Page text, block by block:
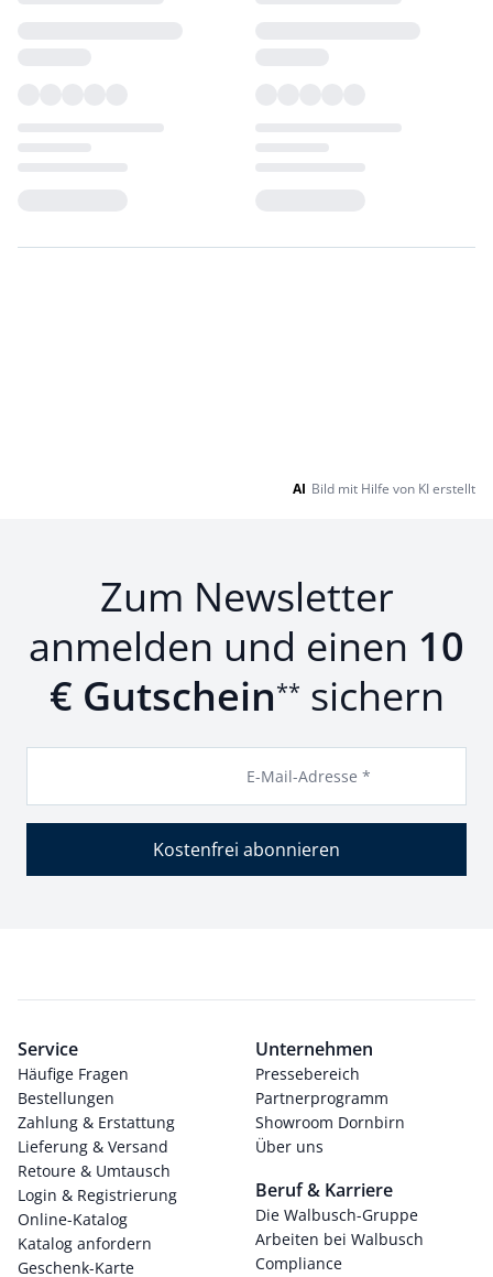
AI Bild mit Hilfe von KI erstellt
Zum Newsletter
anmelden und einen 10
€ Gutschein** sichern
E-Mail-Adresse *
Kostenfrei abonnieren
Service
Häufige Fragen
Bestellungen
Zahlung & Erstattung
Lieferung & Versand
Retoure & Umtausch
Login & Registrierung
Online-Katalog
Katalog anfordern
Geschenk-Karte
Unternehmen
Pressebereich
Partnerprogramm
Showroom Dornbirn
Über uns
Beruf & Karriere
Die Walbusch-Gruppe
Arbeiten bei Walbusch
Compliance